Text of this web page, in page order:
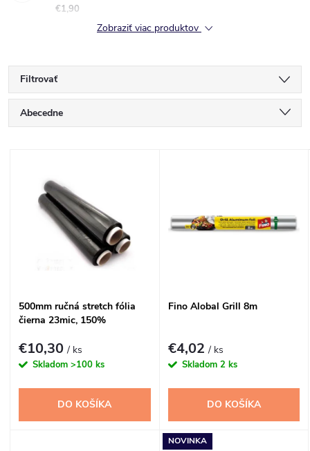
€1,90
Zobraziť viac produktov
Filtrovať
R
e
p
o
Abecedne
Najpredávanejšie
s
p
500mm ručná stretch fólia
čierna 23mic, 150%
€10,30/ ks
Skladom >100 ks
DO KOŠÍKA
Fino Alobal Grill 8m
€4,02/ ks
Skladom 2 ks
DO KOŠÍKA
NOVINKA